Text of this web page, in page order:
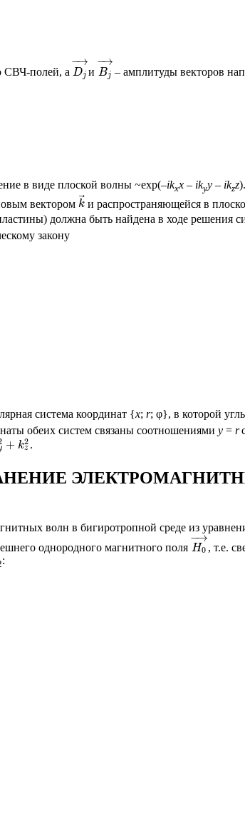
СВЧ-полей, а Dj
−→
и Bj
−→
– амплитуды векторов
в виде плоской волны ~exp(–ikxx – ikyy – ikzz
вектором k⃗ и распространяющейся в
должна быть найдена в ходе решения
закону
система координат {x; r; φ}, в которой
обеих систем связаны соотношениями y = r
+ k2
z .
волн в бигиротропной среде из
однородного магнитного поля H0
−→
, т.е.
: